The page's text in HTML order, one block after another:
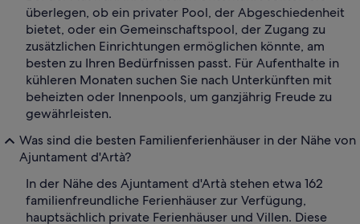
überlegen, ob ein privater Pool, der Abgeschiedenheit
bietet, oder ein Gemeinschaftspool, der Zugang zu
zusätzlichen Einrichtungen ermöglichen könnte, am
besten zu Ihren Bedürfnissen passt. Für Aufenthalte in
kühleren Monaten suchen Sie nach Unterkünften mit
beheizten oder Innenpools, um ganzjährig Freude zu
gewährleisten.
Was sind die besten Familienferienhäuser in der Nähe von
Ajuntament d'Artà?
In der Nähe des Ajuntament d'Artà stehen etwa 162
familienfreundliche Ferienhäuser zur Verfügung,
hauptsächlich private Ferienhäuser und Villen. Diese